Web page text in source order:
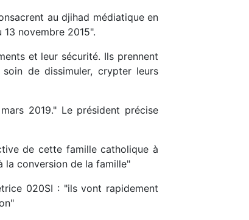
au djihad médiatique en
novembre 2015".
et leur sécurité. Ils prennent
de dissimuler, crypter leurs
2019." Le président précise
de cette famille catholique à
la conversion de la famille"
020SI : "ils vont rapidement